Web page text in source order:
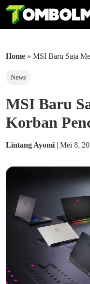
Home » MSI Baru Saja
News
MSI Baru
Korban
Lintang Ayomi | Mei 8,